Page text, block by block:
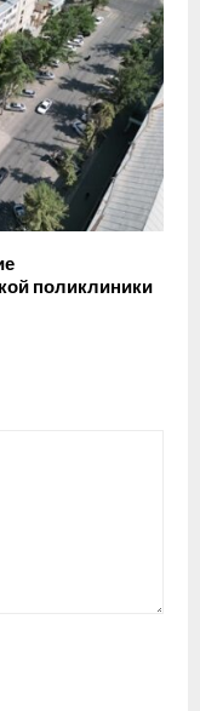
поликлиники